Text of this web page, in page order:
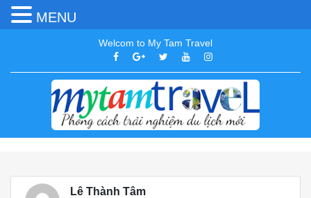
Welcom to My Tam Travel
Lê Thành Tâm
MENU